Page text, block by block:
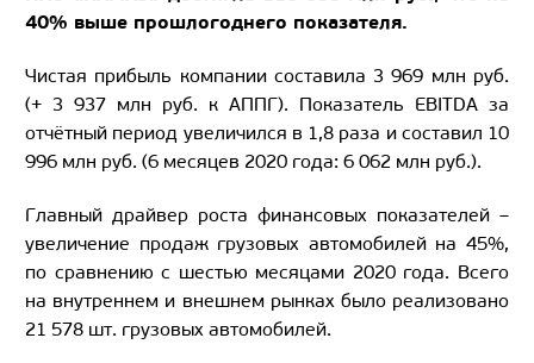
40% выше прошлогоднего показателя.
Чистая прибыль компании составила 3 969 млн руб.
(+ 3 937 млн руб. к АППГ). Показатель EBITDA за
отчётный период увеличился в 1,8 раза и составил 10
996 млн руб. (6 месяцев 2020 года: 6 062 млн руб.).
Главный драйвер роста финансовых показателей –
увеличение продаж грузовых автомобилей на 45%,
по сравнению с шестью месяцами 2020 года. Всего
на внутреннем и внешнем рынках было реализовано
21 578 шт. грузовых автомобилей.